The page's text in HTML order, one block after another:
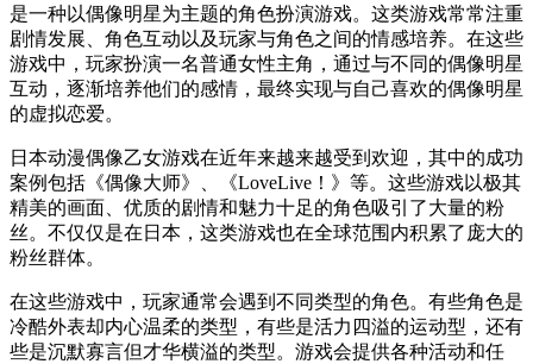
是一种以偶像明星为主题的角色扮演游戏。这类游戏常常注重
剧情发展、角色互动以及玩家与角色之间的情感培养。在这些
游戏中，玩家扮演一名普通女性主角，通过与不同的偶像明星
互动，逐渐培养他们的感情，最终实现与自己喜欢的偶像明星
的虚拟恋爱。
日本动漫偶像乙女游戏在近年来越来越受到欢迎，其中的成功
案例包括《偶像大师》、《LoveLive！》等。这些游戏以极其
精美的画面、优质的剧情和魅力十足的角色吸引了大量的粉
丝。不仅仅是在日本，这类游戏也在全球范围内积累了庞大的
粉丝群体。
在这些游戏中，玩家通常会遇到不同类型的角色。有些角色是
冷酷外表却内心温柔的类型，有些是活力四溢的运动型，还有
些是沉默寡言但才华横溢的类型。游戏会提供各种活动和任